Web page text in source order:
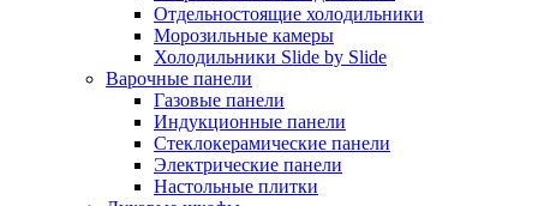
Отдельностоящие холодильники
Морозильные камеры
Холодильники Slide by Slide
Варочные панели
Газовые панели
Индукционные панели
Стеклокерамические панели
Электрические панели
Настольные плитки